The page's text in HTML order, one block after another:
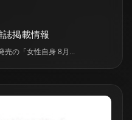
誌掲載情報
売の「女性自身 8月...